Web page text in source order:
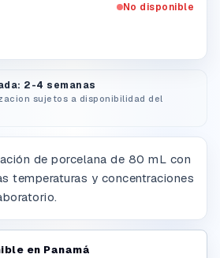
No disponible
2-4 semanas
sujetos a disponibilidad del
de porcelana de 80 mL con
temperaturas y concentraciones
en Panamá